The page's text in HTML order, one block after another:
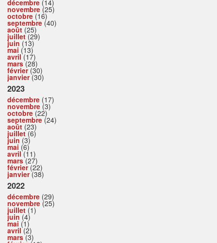
décembre (14)
novembre (25)
octobre (16)
septembre (40)
août (25)
juillet(29)
juin (13)
mai (13)
avril(17)
mars(28)
février(30)
janvier(30)
2023
décembre (17)
novembre (3)
octobre (22)
septembre (24)
août (23)
juillet(6)
juin (3)
mai (6)
avril(11)
mars(27)
février(22)
janvier(38)
2022
décembre (29)
novembre (25)
juillet (1)
juin (4)
mai (1)
avril(2)
mars(3)